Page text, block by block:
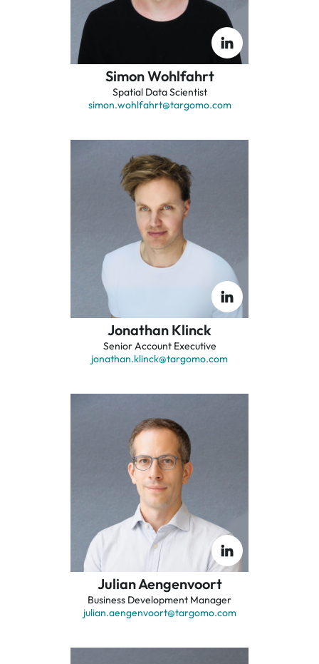
Simon Wohlfahrt
Spatial Data Scientist
simon.wohlfahrt@targomo.com
Jonathan Klinck
Senior Account Executive
jonathan.klinck@targomo.com
Julian Aengenvoort
Business Development Manager
julian.aengenvoort@targomo.com
Akzeptieren